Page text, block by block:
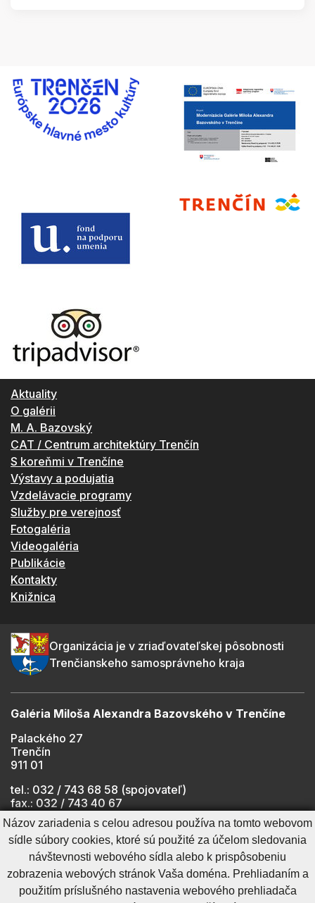
Aktuality
O galérii
M. A. Bazovský
CAT / Centrum architektúry Trenčín
S koreňmi v Trenčíne
Výstavy a podujatia
Vzdelávacie programy
Služby pre verejnosť
Fotogaléria
Videogaléria
Publikácie
Kontakty
Knižnica
Organizácia je v zriaďovateľskej pôsobnosti
Trenčianskeho samosprávneho kraja
Galéria Miloša Alexandra Bazovského v Trenčíne
Palackého 27
Trenčín
911 01
tel.: 032 / 743 68 58 (spojovateľ)
fax.: 032 / 743 40 67
e-mail:
info@gmab.sk
Cookies nastavenie
Ochrana osobných údajov
Cookies - viac informácií
Vyhlásenie o prístupnosti
Technický prevádzkovateľ
Správca obsahu
Názov zariadenia s celou adresou používa na tomto webovom
sídle súbory cookies, ktoré sú použité za účelom sledovania
návštevnosti webového sídla alebo k prispôsobeniu
zobrazenia webových stránok Vaša doména. Prehliadaním a
použitím príslušného nastavenia webového prehliadača